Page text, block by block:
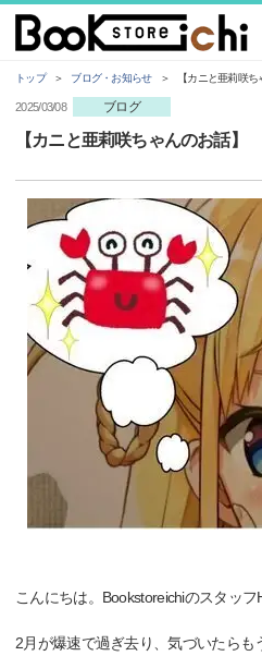
トップ ブログ・お知らせ 【カニと亜莉咲ち
2025/03/08 ブログ
【カニと亜莉咲ちゃんのお話】
こんにちは。Bookstoreichiのスタッフ
2月が爆速で過ぎ去り、気づいたら